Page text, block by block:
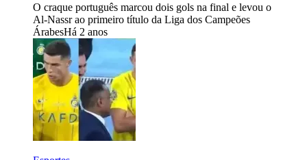
O craque português marcou dois gols na final e levou o
Al-Nassr ao primeiro título da Liga dos Campeões
ÁrabesHá 2 anos